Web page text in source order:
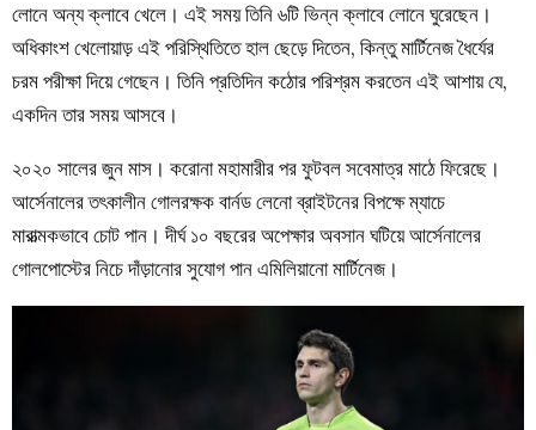
লোনে অন্য ক্লাবে খেলে। এই সময় তিনি ৬টি ভিন্ন ক্লাবে লোনে ঘুরেছেন।
অধিকাংশ খেলোয়াড় এই পরিস্থিতিতে হাল ছেড়ে দিতেন, কিন্তু মার্টিনেজ ধৈর্যের
চরম পরীক্ষা দিয়ে গেছেন। তিনি প্রতিদিন কঠোর পরিশ্রম করতেন এই আশায় যে,
একদিন তার সময় আসবে।
২০২০ সালের জুন মাস। করোনা মহামারীর পর ফুটবল সবেমাত্র মাঠে ফিরেছে।
আর্সেনালের তৎকালীন গোলরক্ষক বার্নড লেনো ব্রাইটনের বিপক্ষে ম্যাচে
মারাত্মকভাবে চোট পান। দীর্ঘ ১০ বছরের অপেক্ষার অবসান ঘটিয়ে আর্সেনালের
গোলপোস্টের নিচে দাঁড়ানোর সুযোগ পান এমিলিয়ানো মার্টিনেজ।